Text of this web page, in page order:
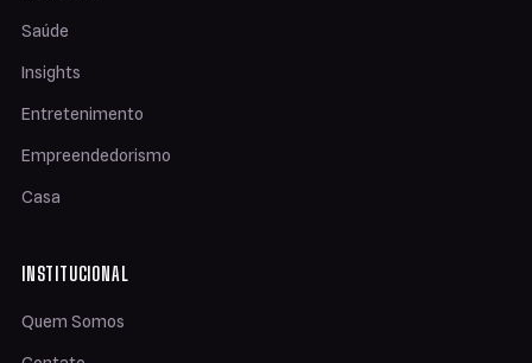
Saúde
Insights
Entretenimento
Empreendedorismo
Casa
INSTITUCIONAL
Quem Somos